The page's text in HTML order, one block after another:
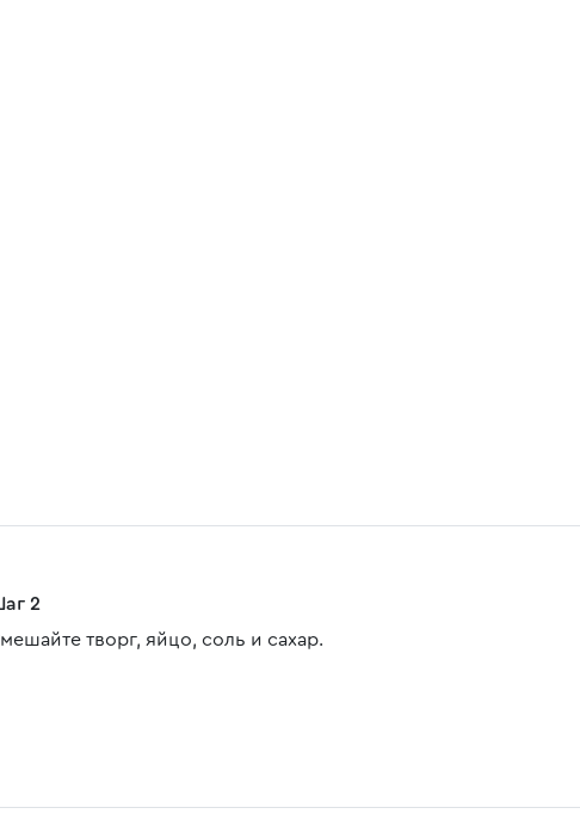
2
творг, яйцо, соль и сахар.